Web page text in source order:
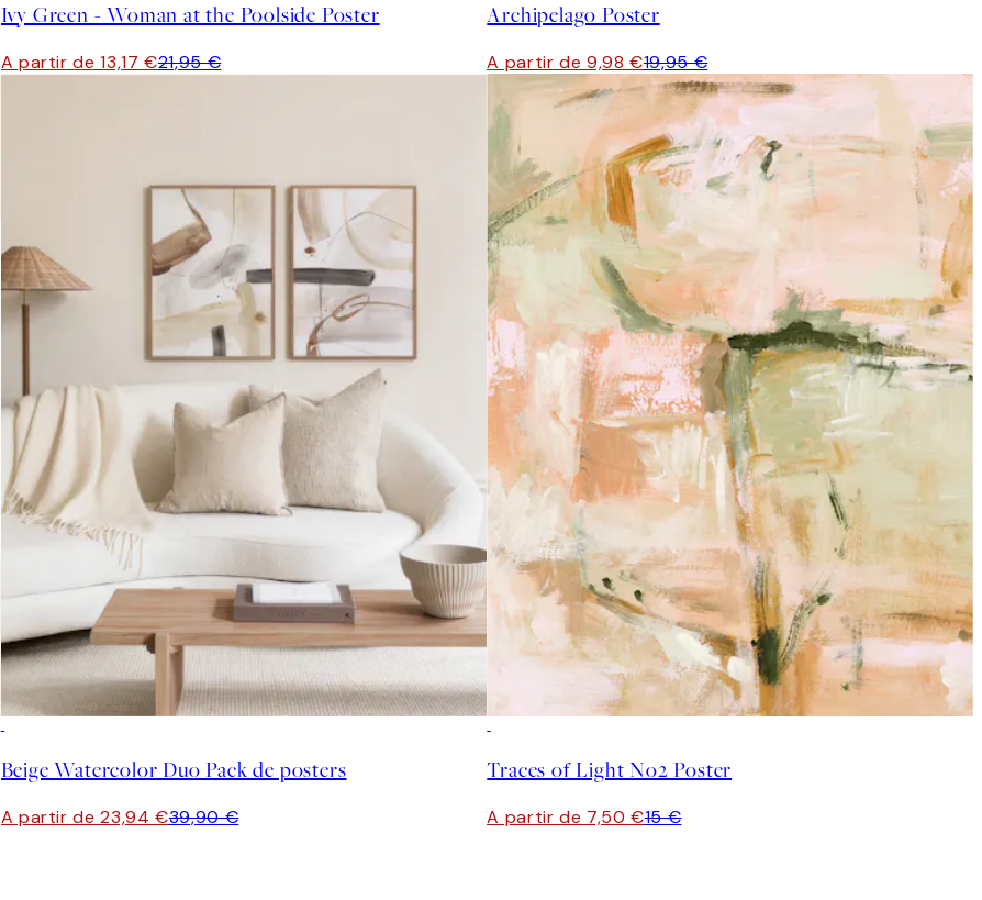
Ivy Green - Woman at the Poolside Poster
A partir de 13,17 €21,95 €
Archipelago Poster
A partir de 9,98 €19,95 €
Beige Watercolor Duo Pack de posters
A partir de 23,94 €39,90 €
Traces of Light No2 Poster
A partir de 7,50 €15 €